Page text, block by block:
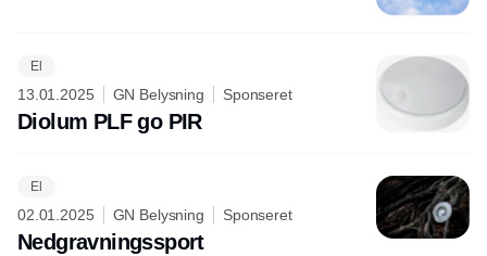
El
13.01.2025 GN Belysning Sponseret
Diolum PLF go PIR
El
02.01.2025 GN Belysning Sponseret
Nedgravningssport